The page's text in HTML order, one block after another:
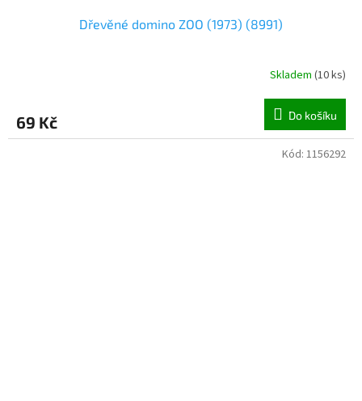
Dřevěné domino ZOO (1973) (8991)
Skladem (10 ks)
69 Kč Do košíku
Kód: 1156292